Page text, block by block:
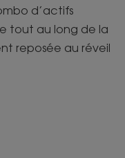
d’actifs
tout au long de la
reposée au réveil